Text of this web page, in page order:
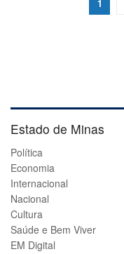
1
Estado de Minas
Política
Economia
Internacional
Nacional
Cultura
Saúde e Bem Viver
EM Digital